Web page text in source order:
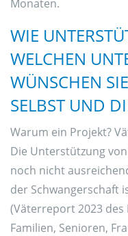
Monaten.
WIE
WELCHEN
WÜNSCHEN
SELBST UND
Warum ein Projekt?
Die Unterstützung
noch nicht
der Schwangerschaft
(Väterreport 2023
Familien, Senioren,